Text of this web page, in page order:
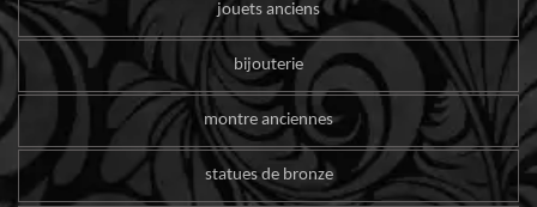
jouets anciens
bijouterie
montre anciennes
statues de bronze